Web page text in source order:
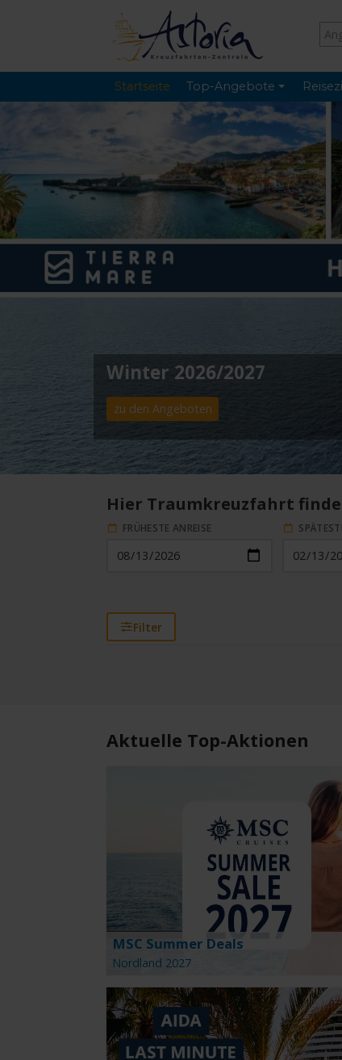
Startseite Top-Angebote
Winter 2026/2027
zu den Angeboten
Hier Traumkreuzfahrt
FRÜHESTE ANREISE
Filter
Reisedauer eingrenzen
Aktuelle Top-Aktionen
MSC Summer Deals
Nordland 2027